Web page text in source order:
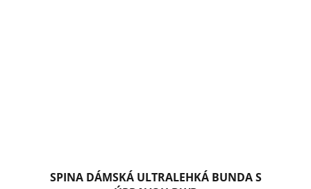
SPINA DÁMSKÁ ULTRALEHKÁ BUNDA S